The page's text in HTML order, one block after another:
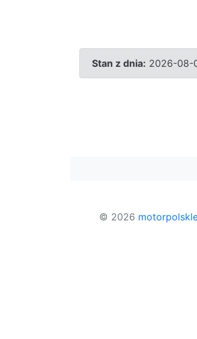
Stan z dnia: 2026-08-
© 2026